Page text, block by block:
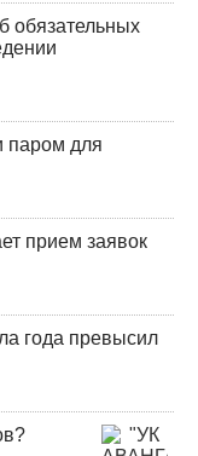
обязательных
паром для
прием заявок
года превысил